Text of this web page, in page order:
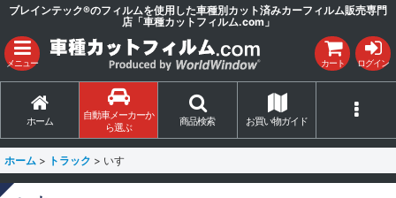
ブレインテック®のフィルムを使用した車種別カット済みカーフィルム販売専門
店「車種カットフィルム.com」
メニュー カート ログイン
ホーム
自動車メーカーか
ら選ぶ
商品検索 お買い物ガイド
ホーム > トラック > いすゞ